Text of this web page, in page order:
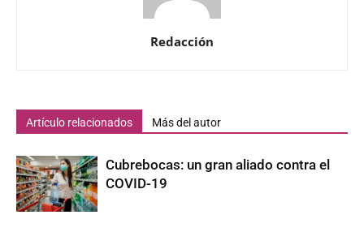
Redacción
Artículo relacionados Más del autor
Cubrebocas: un gran aliado contra el
COVID-19